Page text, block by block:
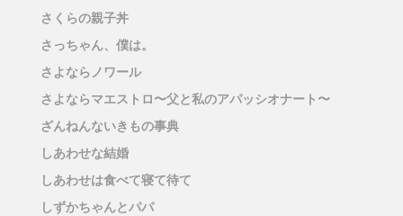
さくらの親子丼
さっちゃん、僕は。
さよならノワール
さよならマエストロ〜父と私のアパッシオナート〜
ざんねんないきもの事典
しあわせな結婚
しあわせは食べて寝て待て
しずかちゃんとパパ